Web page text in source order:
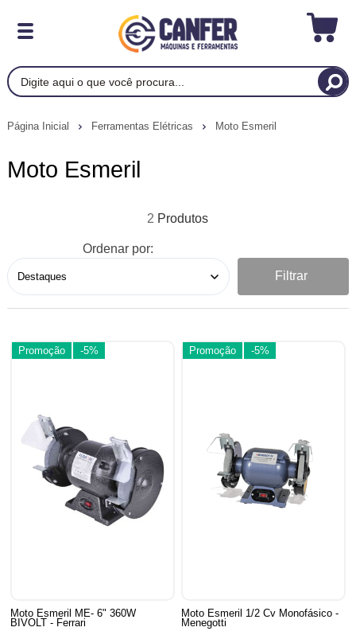
Página Inicial Ferramentas Elétricas Moto Esmeril
Moto Esmeril
2
Ordenar por:
Filtrar
Promoção -5%
Moto Esmeril ME- 6" 360W
BIVOLT - Ferrari
Promoção -5%
Moto Esmeril 1/2 Cv Monofásico -
Menegotti